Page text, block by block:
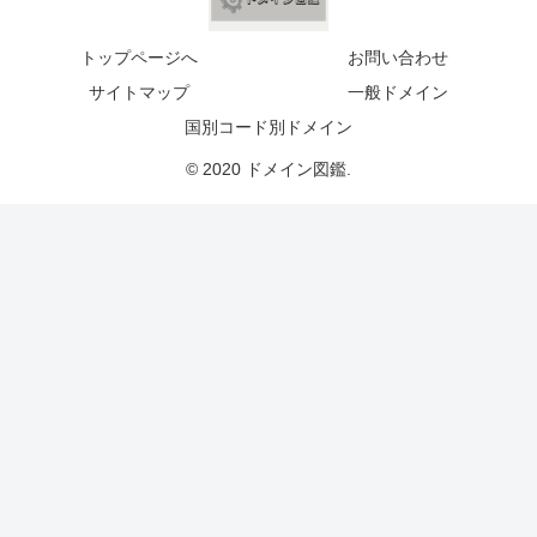
トップページへ
お問い合わせ
サイトマップ
一般ドメイン
国別コード別ドメイン
© 2020 ドメイン図鑑.